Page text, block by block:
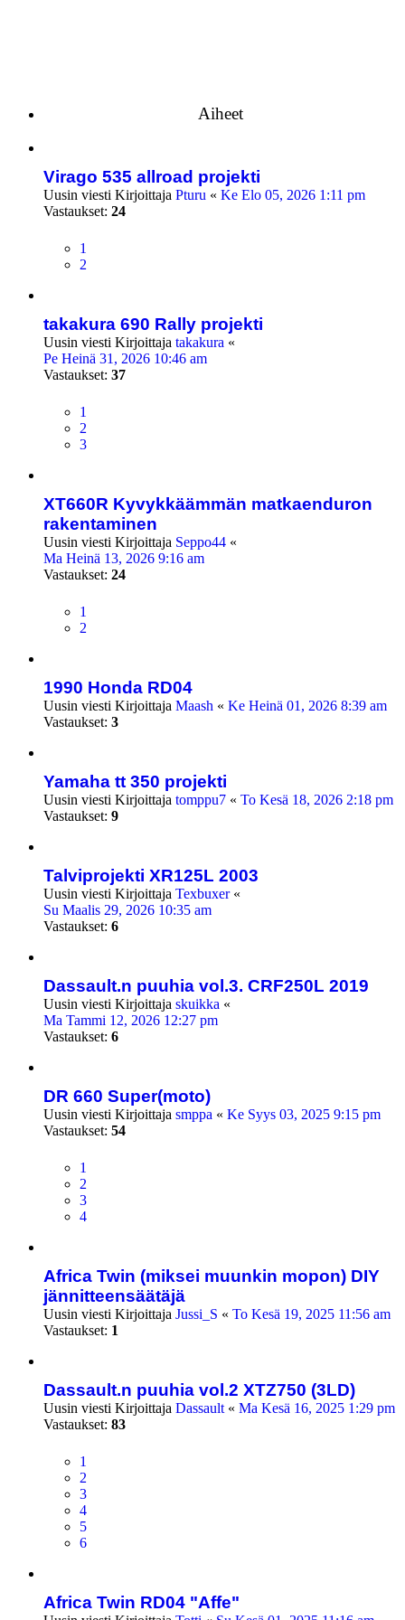
Aiheet
Virago 535 allroad projekti
Uusin viesti Kirjoittaja Pturu « Ke Elo 05, 2026 1:11 pm
Vastaukset: 24
1
2
takakura 690 Rally projekti
Uusin viesti Kirjoittaja takakura «
Pe Heinä 31, 2026 10:46 am
Vastaukset: 37
1
2
3
XT660R Kyvykkäämmän matkaenduron
rakentaminen
Uusin viesti Kirjoittaja Seppo44 «
Ma Heinä 13, 2026 9:16 am
Vastaukset: 24
1
2
1990 Honda RD04
Uusin viesti Kirjoittaja Maash « Ke Heinä 01, 2026 8:39 am
Vastaukset: 3
Yamaha tt 350 projekti
Uusin viesti Kirjoittaja tomppu7 « To Kesä 18, 2026 2:18 pm
Vastaukset: 9
Talviprojekti XR125L 2003
Uusin viesti Kirjoittaja Texbuxer«
Su Maalis 29, 2026 10:35 am
Vastaukset: 6
Dassault.n puuhia vol.3. CRF250L 2019
Uusin viesti Kirjoittaja skuikka «
Ma Tammi 12, 2026 12:27 pm
Vastaukset: 6
DR 660 Super(moto)
Uusin viesti Kirjoittaja smppa « Ke Syys 03, 2025 9:15 pm
Vastaukset: 54
1
2
3
4
Africa Twin (miksei muunkin mopon) DIY
jännitteensäätäjä
Uusin viesti Kirjoittaja Jussi_S « To Kesä 19, 2025 11:56 am
Vastaukset: 1
Dassault.n puuhia vol.2 XTZ750 (3LD)
Uusin viesti Kirjoittaja Dassault « Ma Kesä 16, 2025 1:29 pm
Vastaukset: 83
1
2
3
4
5
6
Africa Twin RD04 "Affe"